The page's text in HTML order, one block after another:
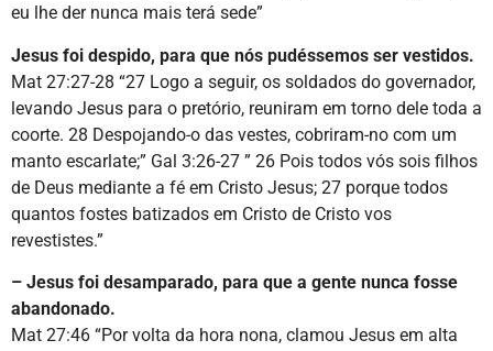
eu lhe der nunca mais terá sede”
Jesus foi despido, para que nós pudéssemos ser vestidos.
Mat 27:27-28 “27 Logo a seguir, os soldados do governador,
levando Jesus para o pretório, reuniram em torno dele toda a
coorte. 28 Despojando-o das vestes, cobriram-no com um
manto escarlate;” Gal 3:26-27 ” 26 Pois todos vós sois filhos
de Deus mediante a fé em Cristo Jesus; 27 porque todos
quantos fostes batizados em Cristo de Cristo vos
revestistes.”
– Jesus foi desamparado, para que a gente nunca fosse
abandonado.
Mat 27:46 “Por volta da hora nona, clamou Jesus em alta